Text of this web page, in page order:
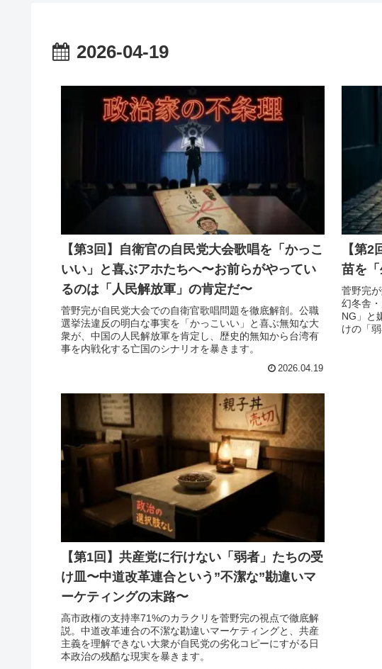
2026-04-19
【第3回】自衛官の自民党大会歌唱を「かっこ
いい」と喜ぶアホたちへ〜お前らがやってい
るのは「人民解放軍」の肯定だ〜
菅野完が自民党大会での自衛官歌唱問題を徹底解剖。公職
選挙法違反の明白な事実を「かっこいい」と喜ぶ無知な大
衆が、中国の人民解放軍を肯定し、歴史的無知から台湾有
事を内戦化する亡国のシナリオを暴きます。
2026.04.19
【第
苗を
菅野完
幻冬舎
NG」と
けの「
【第1回】共産党に行けない「弱者」たちの受
け皿〜中道改革連合という”不潔な”勘違いマ
ーケティングの末路〜
高市政権の支持率71%のカラクリを菅野完の視点で徹底解
説。中道改革連合の不潔な勘違いマーケティングと、共産
主義を理解できない大衆が自民党の劣化コピーにすがる日
本政治の残酷な現実を暴きます。